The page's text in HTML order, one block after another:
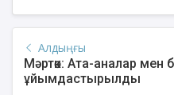
Алдыңғы
Мәртөк: Ата-аналар мен
ұйымдастырылды